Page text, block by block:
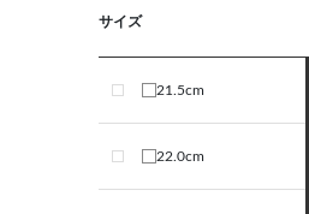
サイズ
21.5cm
22.0cm